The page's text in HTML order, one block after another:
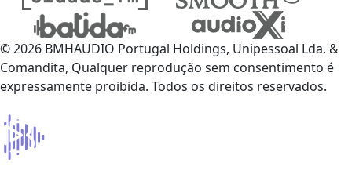
© 2026 BMHAUDIO Portugal Holdings, Unipessoal Lda. &
Comandita, Qualquer reprodução sem consentimento é
expressamente proibida. Todos os direitos reservados.